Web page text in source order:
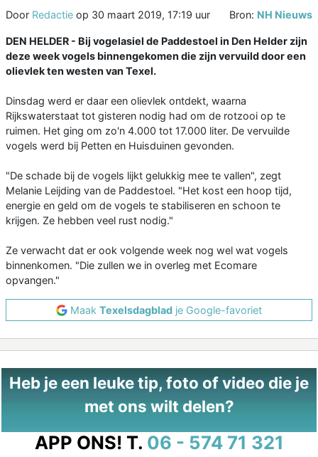
Door Redactie op 30 maart 2019, 17:19 uur Bron: NH Nieuws
DEN HELDER - Bij vogelasiel de Paddestoel in Den Helder zijn
deze week vogels binnengekomen die zijn vervuild door een
olievlek ten westen van Texel.
Dinsdag werd er daar een olievlek ontdekt, waarna
Rijkswaterstaat tot gisteren nodig had om de rotzooi op te
ruimen. Het ging om zo'n 4.000 tot 17.000 liter. De vervuilde
vogels werd bij Petten en Huisduinen gevonden.
"De schade bij de vogels lijkt gelukkig mee te vallen", zegt
Melanie Leijding van de Paddestoel. "Het kost een hoop tijd,
energie en geld om de vogels te stabiliseren en schoon te
krijgen. Ze hebben veel rust nodig."
Ze verwacht dat er ook volgende week nog wel wat vogels
binnenkomen. "Die zullen we in overleg met Ecomare
opvangen."
Maak Texelsdagblad je Google-favoriet
Heb je een leuke tip, foto of video die je
met ons wilt delen?
APP ONS! T. 06 - 574 71 321